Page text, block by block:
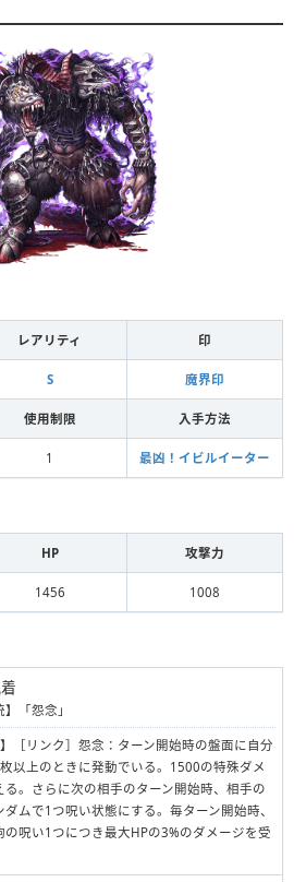
レアリティ 印
S 魔界印
使用制限 入手方法
1 最凶！イビルイーター
HP 攻撃力
1456 1008
】「怨念」
】［リンク］怨念：ターン開始時の盤面に自分
以上のときに発動でいる。1500の特殊ダメ
る。さらに次の相手のターン開始時、相手の
ムで1つ呪い状態にする。毎ターン開始時、
の呪い1つにつき最大HPの3%のダメージを受